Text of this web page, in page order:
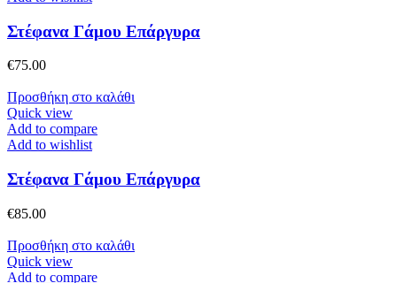
Στέφανα Γάμου Επάργυρα
€75.00
Προσθήκη στο καλάθι
Quick view
Add to compare
Add to wishlist
Στέφανα Γάμου Επάργυρα
€85.00
Προσθήκη στο καλάθι
Quick view
Add to compare